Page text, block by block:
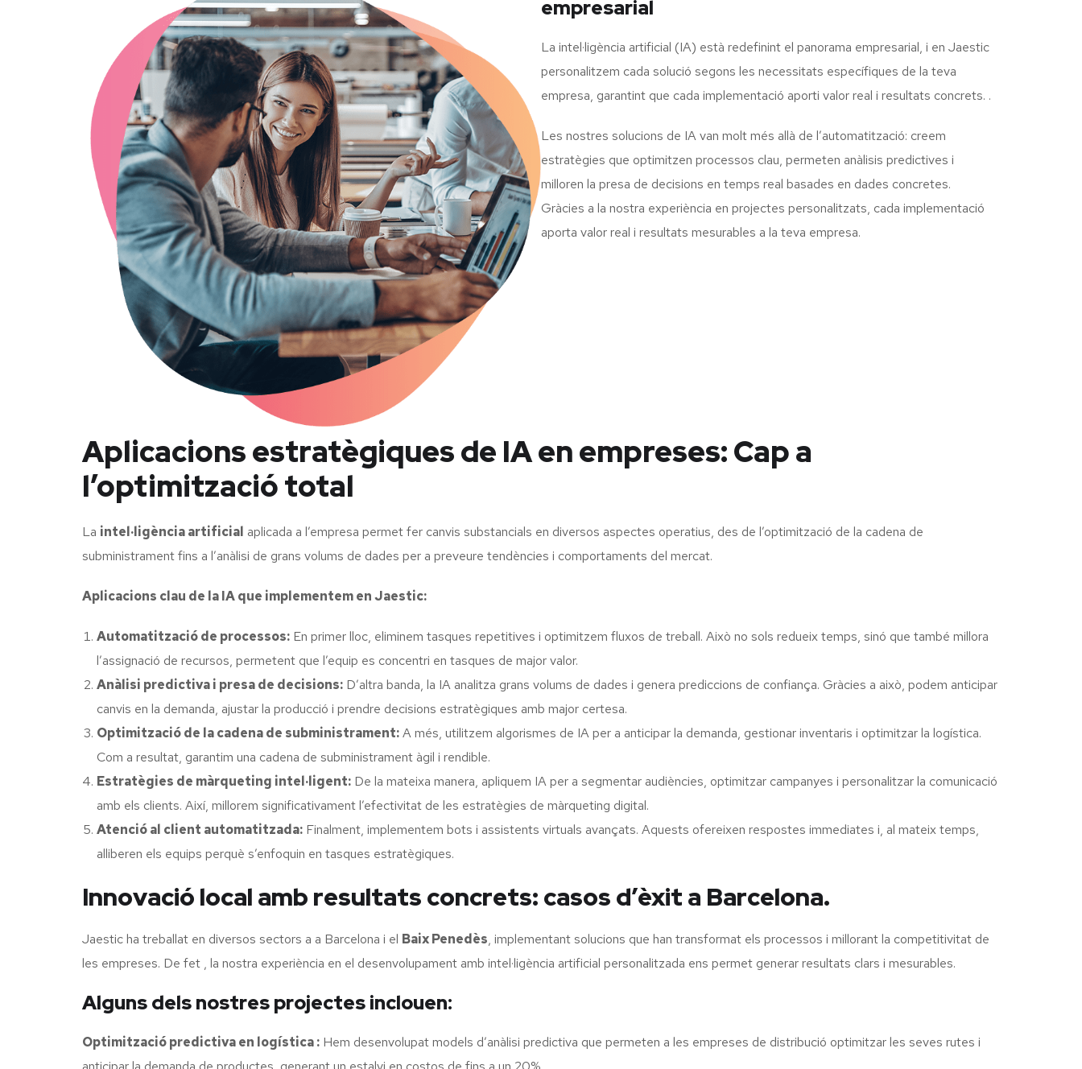
empresarial
La intel·ligència artificial (IA) està redefinint el panorama empresarial, i en Jaestic
personalitzem cada solució segons les necessitats específiques de la teva
empresa, garantint que cada implementació aporti valor real i resultats concrets. .
Les nostres solucions de IA van molt més allà de l’automatització: creem
estratègies que optimitzen processos clau, permeten anàlisis predictives i
milloren la presa de decisions en temps real basades en dades concretes.
Gràcies a la nostra experiència en projectes personalitzats, cada implementació
aporta valor real i resultats mesurables a la teva empresa.
Aplicacions estratègiques de IA en empreses: Cap a
l’optimització total
La intel·ligència artificial aplicada a l’empresa permet fer canvis substancials en diversos aspectes operatius, des de l’optimització de la cadena de
subministrament fins a l’anàlisi de grans volums de dades per a preveure tendències i comportaments del mercat.
Aplicacions clau de la IA que implementem en Jaestic:
Automatització de processos: En primer lloc, eliminem tasques repetitives i optimitzem fluxos de treball. Això no sols redueix temps, sinó que també millora
l’assignació de recursos, permetent que l’equip es concentri en tasques de major valor.
Anàlisi predictiva i presa de decisions: D’altra banda, la IA analitza grans volums de dades i genera prediccions de confiança. Gràcies a això, podem anticipar
canvis en la demanda, ajustar la producció i prendre decisions estratègiques amb major certesa.
Optimització de la cadena de subministrament:A més, utilitzem algorismes de IA per a anticipar la demanda, gestionar inventaris i optimitzar la logística.
Com a resultat, garantim una cadena de subministrament àgil i rendible.
Estratègies de màrqueting intel·ligent: De la mateixa manera, apliquem IA per a segmentar audiències, optimitzar campanyes i personalitzar la comunicació
amb els clients. Així, millorem significativament l’efectivitat de les estratègies de màrqueting digital.
Atenció al client automatitzada: Finalment, implementem bots i assistents virtuals avançats. Aquests ofereixen respostes immediates i, al mateix temps,
alliberen els equips perquè s’enfoquin en tasques estratègiques.
Innovació local amb resultats concrets: casos d’èxit a Barcelona.
Jaestic ha treballat en diversos sectors a a Barcelona i el Baix Penedès, implementant solucions que han transformat els processos i millorant la competitivitat de
les empreses. De fet , la nostra experiència en el desenvolupament amb intel·ligència artificial personalitzada ens permet generar resultats clars i mesurables.
Alguns dels nostres projectes inclouen:
Optimització predictiva en logística : Hem desenvolupat models d’anàlisi predictiva que permeten a les empreses de distribució optimitzar les seves rutes i